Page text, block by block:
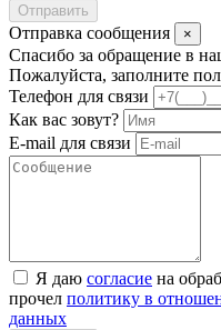
Отправить
Отправка сообщения ×
Спасибо за обращение в
Пожалуйста, заполните
Телефон для связи
Как вас зовут?
E-mail для связи
Я даю согласие на
прочел политику в
данных